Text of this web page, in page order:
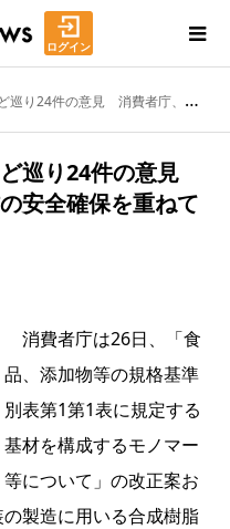
ログイン
費者庁、リサイクル材の安全確保を重ねて説明
巡り24件の意見
安全確保を重ねて
消費者庁は26日、「食
品、添加物等の規格基準
別表第1第1表に規定する
基材を構成するモノマー
等について」の改正案お
製造に用いる合成樹脂